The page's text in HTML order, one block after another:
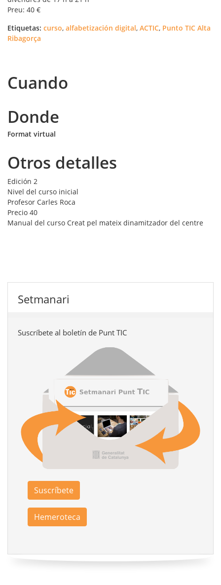
Preu: 40 €
Etiquetas: curso, alfabetización digital, ACTIC, Punto TIC Alta
Ribagorça
Cuando
Donde
Format virtual
Otros detalles
Edición 2
Nivel del curso inicial
Profesor Carles Roca
Precio 40
Manual del curso Creat pel mateix dinamitzador del centre
Setmanari
Suscríbete al boletín de Punt TIC
Suscríbete
Hemeroteca